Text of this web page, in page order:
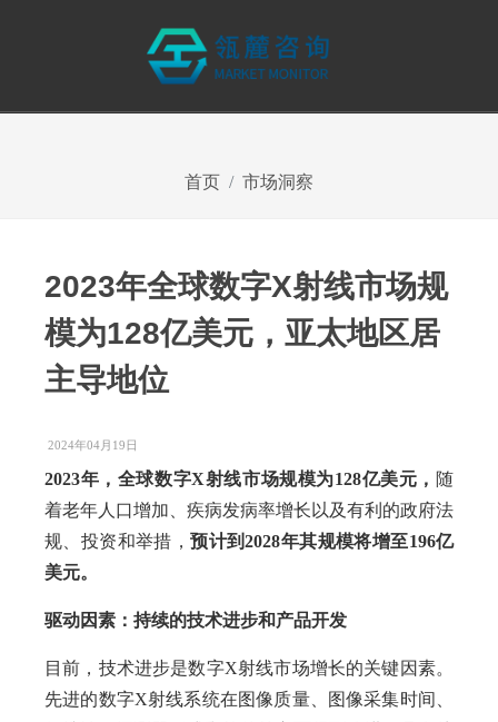
首页 市场洞察
2023年全球数字X射线市场规
模为128亿美元，亚太地区居
主导地位
2024年04月19日
2023年，全球数字X射线市场规模为128亿美元， 随
着老年人口增加、疾病发病率增长以及有利的政府法
规、投资和举措，预计到2028年其规模将增至196亿
美元。
驱动因素：持续的技术进步和产品开发
目前，技术进步是数字X射线市场增长的关键因素。
先进的数字X射线系统在图像质量、图像采集时间、